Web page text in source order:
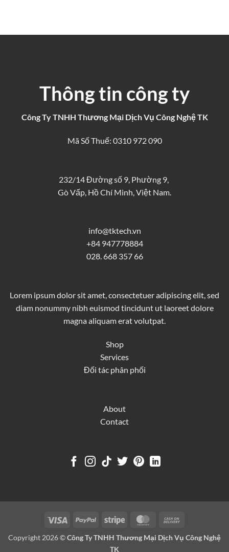
Thông tin công ty
Công Ty TNHH Thương Mại Dịch Vụ Công Nghệ TK
Mã Số Thuế: 0310 972 090
232/14 Đường số 9, Phường 9,
Gò Vấp, Hồ Chí Minh, Việt Nam.
info@tktech.vn
+84 947778884
028. 668 357 66
Lorem ipsum dolor sit amet, consectetuer adipiscing elit, sed
diam nonummy nibh euismod tincidunt ut laoreet dolore
magna aliquam erat volutpat.
Shop
Services
Đối tác phân phối
About
Contact
Visa PayPal Stripe MasterCard
Delivery
Copyright 2026 ©Công Ty TNHH Thương Mại Dịch Vụ Công Nghệ
TK